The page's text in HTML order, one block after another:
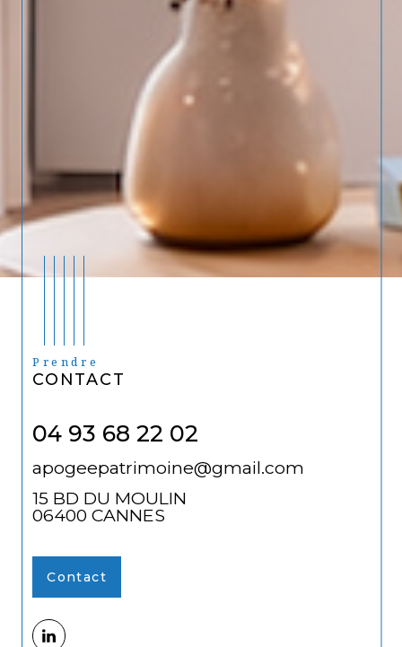
Prendre
CONTACT
04 93 68 22 02
apogeepatrimoine@gmail.com
15 BD DU MOULIN
06400 CANNES
Contact